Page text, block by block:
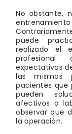
No obstante,
puede
realizado el
expectativas
las mismas
pacientes que
pueden
afectivos o
observar que
la operación.